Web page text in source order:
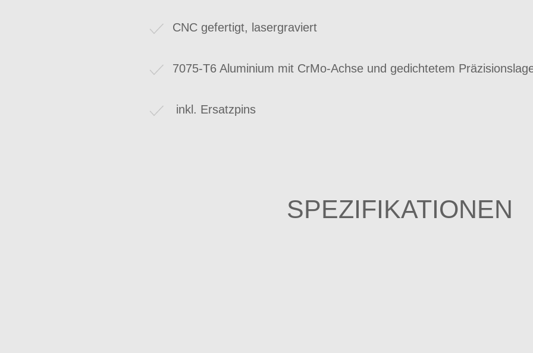
CNC gefertigt, lasergraviert
7075-T6 Aluminium mit CrMo-Achse und gedichtetem
inkl. Ersatzpins
SPEZIFIKATIONEN